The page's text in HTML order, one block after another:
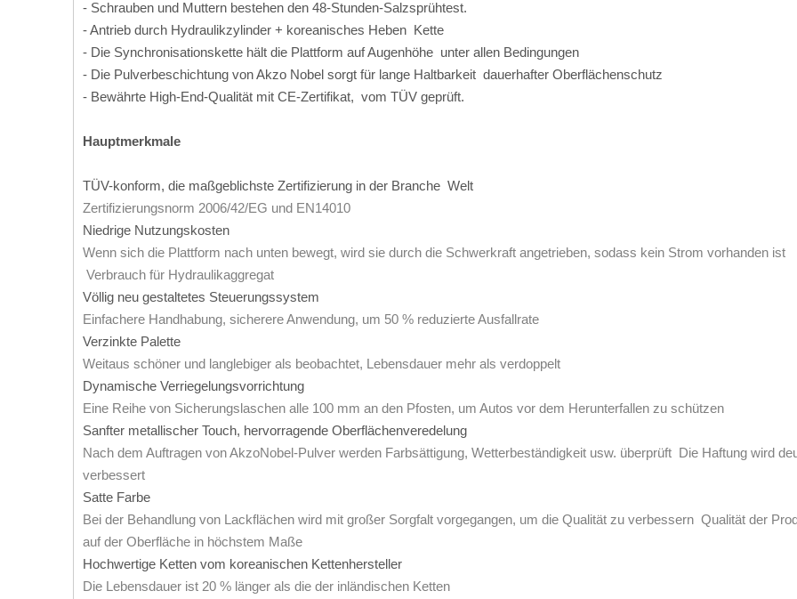
- Schrauben und Muttern bestehen den 48-Stunden-Salzsprühtest.
- Antrieb durch Hydraulikzylinder + koreanisches Heben Kette
- Die Synchronisationskette hält die Plattform auf Augenhöhe unter allen Bedingungen
- Die Pulverbeschichtung von Akzo Nobel sorgt für lange Haltbarkeit dauerhafter Oberflächenschutz
- Bewährte High-End-Qualität mit CE-Zertifikat, vom TÜV geprüft.
Hauptmerkmale
TÜV-konform, die maßgeblichste Zertifizierung in der Branche Welt
Zertifizierungsnorm 2006/42/EG und EN14010
Niedrige Nutzungskosten
Wenn sich die Plattform nach unten bewegt, wird sie durch die Schwerkraft angetrieben, sodass kein Strom vorhanden ist
Verbrauch für Hydraulikaggregat
Völlig neu gestaltetes Steuerungssystem
Einfachere Handhabung, sicherere Anwendung, um 50 % reduzierte Ausfallrate
Verzinkte Palette
Weitaus schöner und langlebiger als beobachtet, Lebensdauer mehr als verdoppelt
Dynamische Verriegelungsvorrichtung
Eine Reihe von Sicherungslaschen alle 100 mm an den Pfosten, um Autos vor dem Herunterfallen zu schützen
Sanfter metallischer Touch, hervorragende Oberflächenveredelung
Nach dem Auftragen von AkzoNobel-Pulver werden Farbsättigung, Wetterbeständigkeit usw. überprüft Die Haftung wird
verbessert
Satte Farbe
Bei der Behandlung von Lackflächen wird mit großer Sorgfalt vorgegangen, um die Qualität zu verbessern Qualität der
auf der Oberfläche in höchstem Maße
Hochwertige Ketten vom koreanischen Kettenhersteller
Die Lebensdauer ist 20 % länger als die der inländischen Ketten